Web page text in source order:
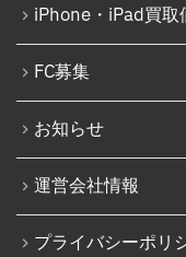
iPod修理実績
iPodバッテリー
パソコン修理実績
パソコン液晶パ
パソコンバッテ
パソコンその
iPhone 16
iPhone 16 Plus
iPhone 16 Pro
iPhone 16 Pro
iPhone 16e
iPhone 17
iPhone・iPad買取
FC募集
お知らせ
運営会社情報
プライバシーポリ